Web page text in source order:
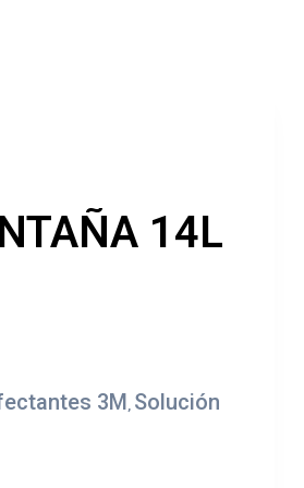
14L
3M, Solución